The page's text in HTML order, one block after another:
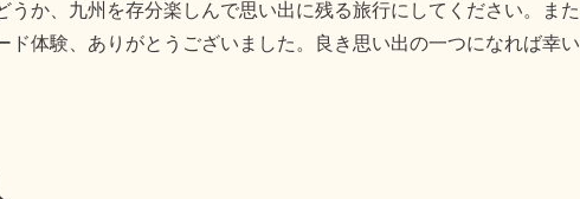
うか、九州を存分楽しんで思い出に残る旅行にしてください。ま
ド体験、ありがとうございました。良き思い出の一つになれば幸い